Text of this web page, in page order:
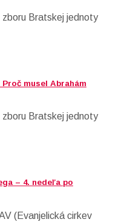
zboru Bratskej jednoty
Proč musel Abrahám
zboru Bratskej jednoty
– 4. nedeľa po
(Evanjelická cirkev